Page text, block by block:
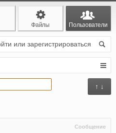
Файлы Пользователи
или зарегистрироваться
↑ ↓
Сообщение